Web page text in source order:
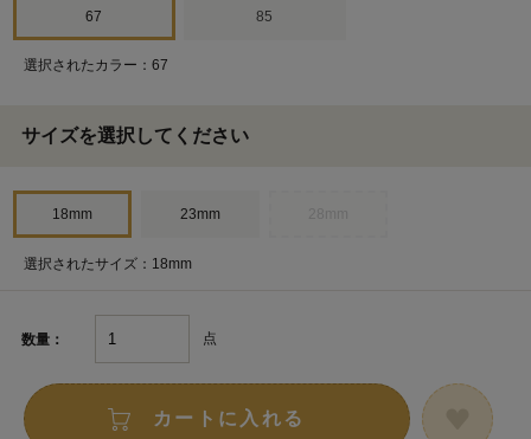
67 85
選択されたカラー：67
サイズを選択してください
18mm 23mm
選択されたサイズ：18mm
数量： 点
カートに入れる